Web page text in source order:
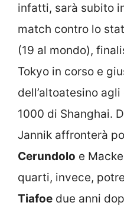
infatti, sarà subito
match contro lo
(19 al mondo),
Tokyo in corso e
dell’altoatesino
1000 di Shanghai.
Jannik affronterà
Cerundolo e
quarti, invece,
Tiafoe due anni